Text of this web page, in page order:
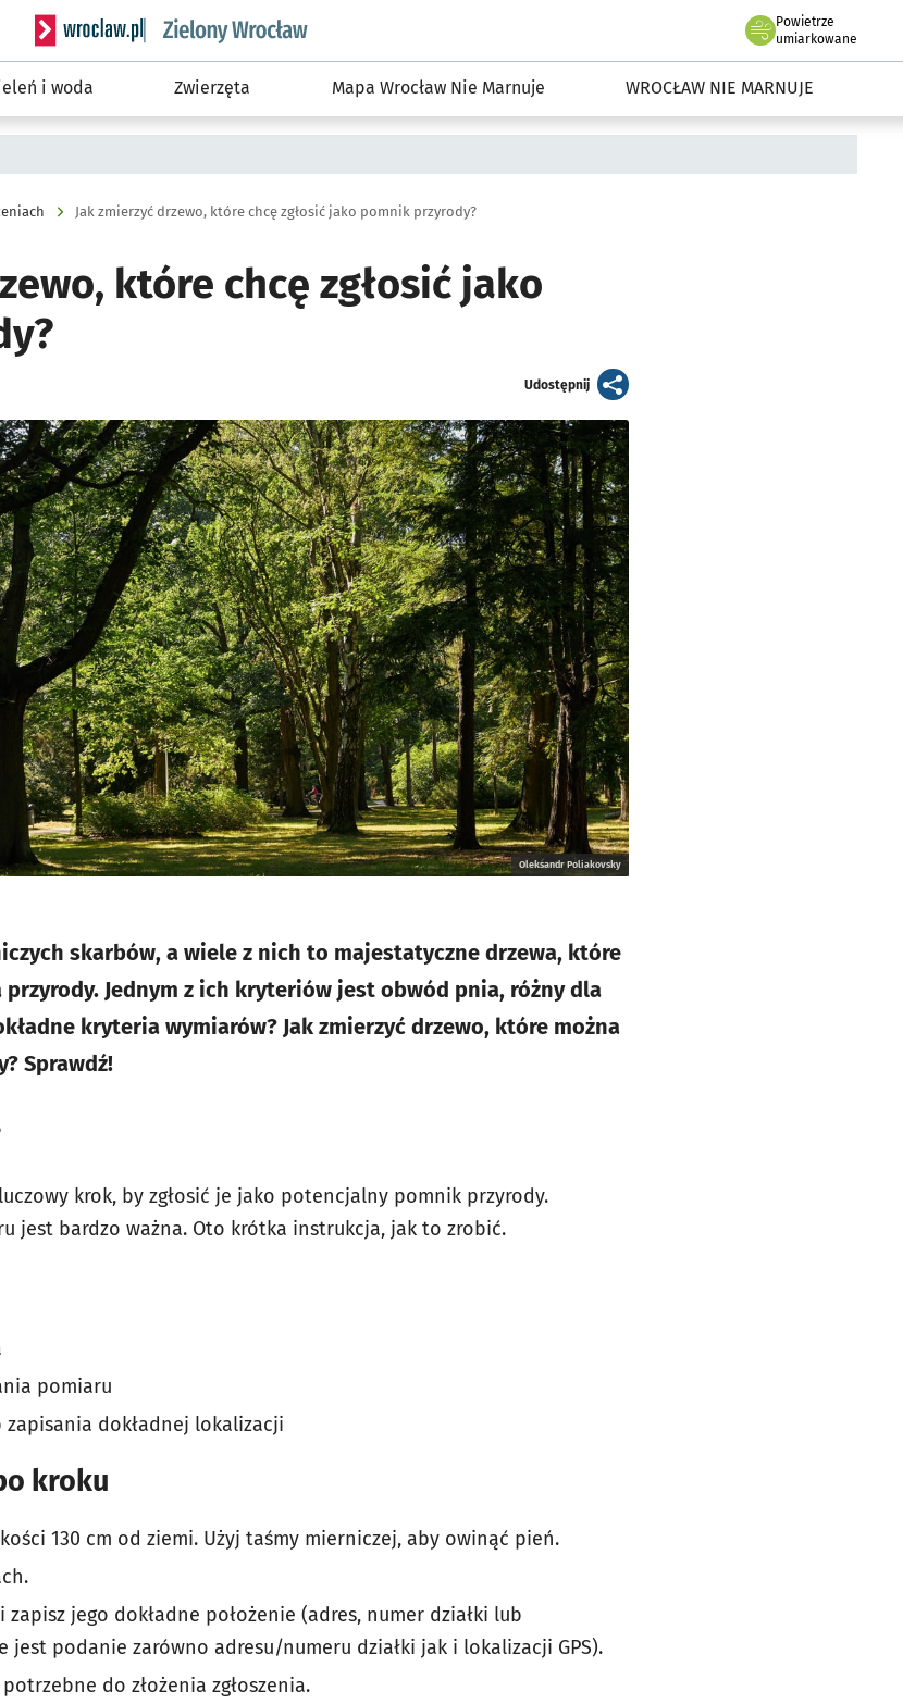
Serwis informacyjny wroclaw.pl podserwis: Środowisko we Wrocławiu
Powietrze
we Wrocławiu
umiarkowane
i woda Zwierzęta Mapa Wrocław Nie Marnuje WROCŁAW NIE MARNUJE
Jak zmierzyć drzewo, które chcę zgłosić jako pomnik przyrody?
które chcę zgłosić jako
Udostępnijartykuł
Oleksandr Poliakovsky
skarbów, a wiele z nich to majestatyczne drzewa, które
przyrody. Jednym z ich kryteriów jest obwód pnia, różny dla
kryteria wymiarów? Jak zmierzyć drzewo, które można
Sprawdź!
krok, by zgłosić je jako potencjalny pomnik przyrody.
jest bardzo ważna. Oto krótka instrukcja, jak to zrobić.
pomiaru
dokładnej lokalizacji
kroku
130 cm od ziemi. Użyj taśmy mierniczej, aby owinąć pień.
jego dokładne położenie (adres, numer działki lub
jest podanie zarówno adresu/numeru działki jak i lokalizacji GPS).
do złożenia zgłoszenia.